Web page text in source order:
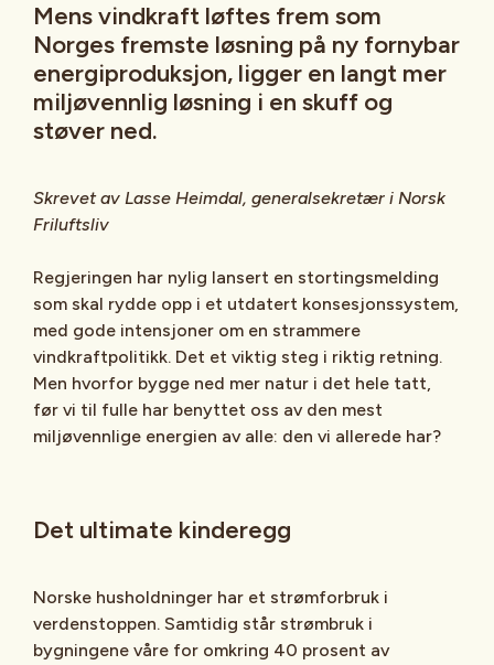
Mens vindkraft løftes frem som
Norges fremste løsning på ny fornybar
energiproduksjon, ligger en langt mer
miljøvennlig løsning i en skuff og
støver ned.
Skrevet av Lasse Heimdal, generalsekretær i Norsk
Friluftsliv
Regjeringen har nylig lansert en stortingsmelding
som skal rydde opp i et utdatert konsesjonssystem,
med gode intensjoner om en strammere
vindkraftpolitikk. Det et viktig steg i riktig retning.
Men hvorfor bygge ned mer natur i det hele tatt,
før vi til fulle har benyttet oss av den mest
miljøvennlige energien av alle: den vi allerede har?
Det ultimate kinderegg
Norske husholdninger har et strømforbruk i
verdenstoppen. Samtidig står strømbruk i
bygningene våre for omkring 40 prosent av